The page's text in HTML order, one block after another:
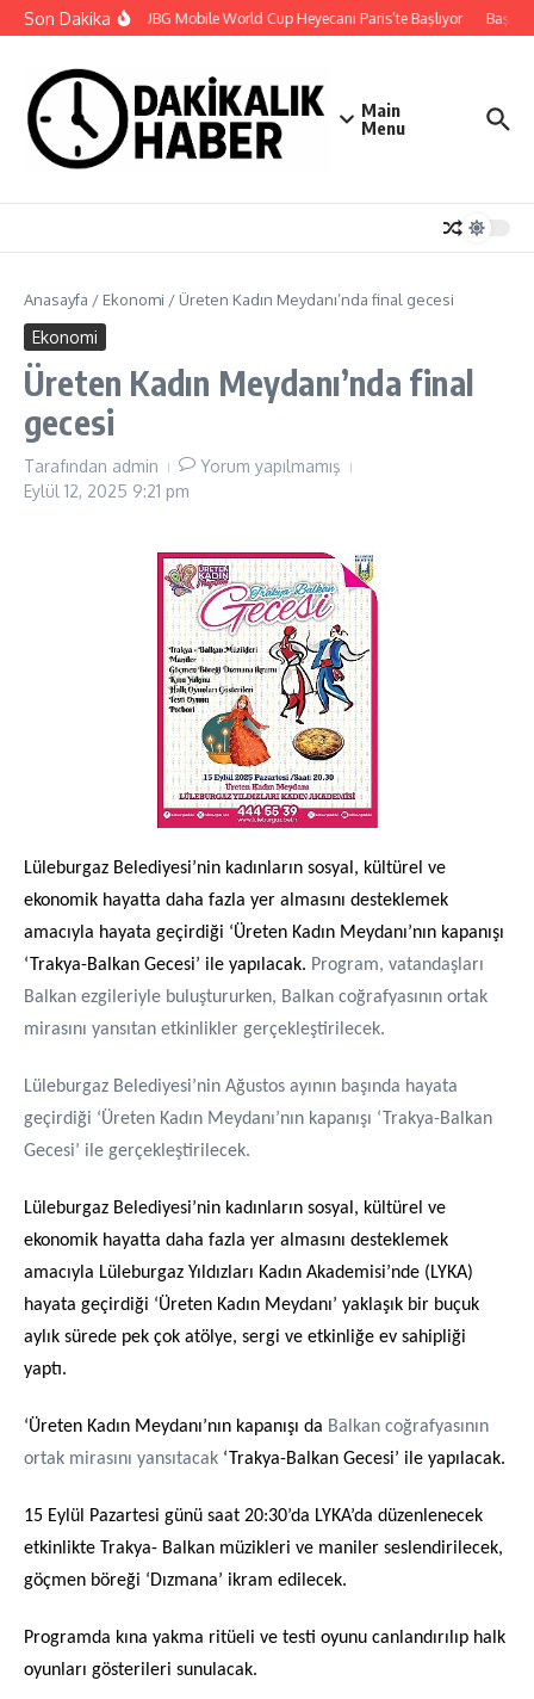
İçeriğe atla
Son Dakika2026 PUBG Mobile World Cup Heyecanı Paris’te Başlıyor
Main
Menu
Anasayfa / Ekonomi / Üreten Kadın Meydanı’nda final gecesi
Ekonomi
Üreten Kadın Meydanı’nda final
gecesi
Tarafından admin
Yorum yapılmamış
Eylül 12, 2025 9:21 pm
Lüleburgaz Belediyesi’nin kadınların sosyal, kültürel ve
ekonomik hayatta daha fazla yer almasını desteklemek
amacıyla hayata geçirdiği ‘Üreten Kadın Meydanı’nın kapanışı
‘Trakya-Balkan Gecesi’ ile yapılacak. Program, vatandaşları
Balkan ezgileriyle buluştururken, Balkan coğrafyasının ortak
mirasını yansıtan etkinlikler gerçekleştirilecek.
Lüleburgaz Belediyesi’nin Ağustos ayının başında hayata
geçirdiği ‘Üreten Kadın Meydanı’nın kapanışı ‘Trakya-Balkan
Gecesi’ ile gerçekleştirilecek.
Lüleburgaz Belediyesi’nin kadınların sosyal, kültürel ve
ekonomik hayatta daha fazla yer almasını desteklemek
amacıyla Lüleburgaz Yıldızları Kadın Akademisi’nde (LYKA)
hayata geçirdiği ‘Üreten Kadın Meydanı’ yaklaşık bir buçuk
aylık sürede pek çok atölye, sergi ve etkinliğe ev sahipliği
yaptı.
‘Üreten Kadın Meydanı’nın kapanışı da Balkan coğrafyasının
ortak mirasını yansıtacak ‘Trakya-Balkan Gecesi’ ile yapılacak.
15 Eylül Pazartesi günü saat 20:30’da LYKA’da düzenlenecek
etkinlikte Trakya- Balkan müzikleri ve maniler seslendirilecek,
göçmen böreği ‘Dızmana’ ikram edilecek.
Programda kına yakma ritüeli ve testi oyunu canlandırılıp halk
oyunları gösterileri sunulacak.